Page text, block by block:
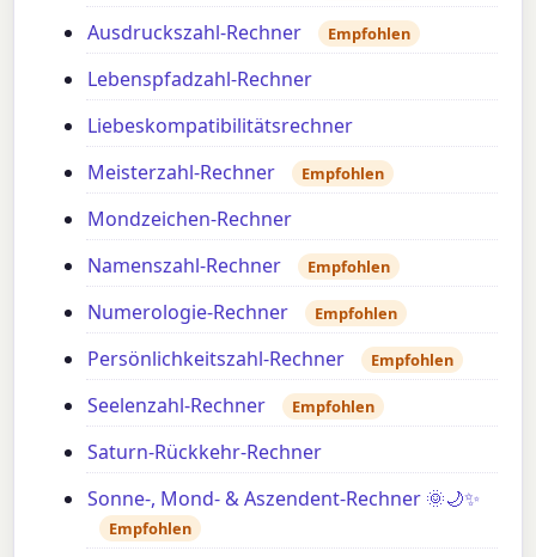
Ausdruckszahl-Rechner Empfohlen
Lebenspfadzahl-Rechner
Liebeskompatibilitätsrechner
Meisterzahl-Rechner
Empfohlen
Mondzeichen-Rechner
Namenszahl-Rechner
Empfohlen
Numerologie-Rechner Empfohlen
Persönlichkeitszahl-Rechner Empfohlen
Seelenzahl-Rechner Empfohlen
Saturn-Rückkehr-Rechner
Sonne-, Mond- & Aszendent-Rechner 🌞🌙✨
Empfohlen